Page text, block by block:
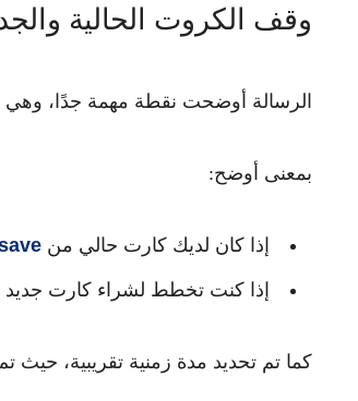
وقف الكروت الحالية
الرسالة أوضحت نقطة مهمة جدًا، وهي
بمعنى أوضح:
إذا كان لديك كارت حالي من
إذا كنت تخطط لشراء كارت جديد
كما تم تحديد مدة زمنية تقريبية، حيث